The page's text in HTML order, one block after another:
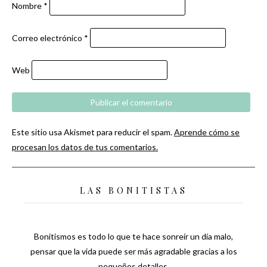
Nombre *
Correo electrónico *
Web
Este sitio usa Akismet para reducir el spam.Aprende cómo se
procesan los datos de tus comentarios.
LAS BONITISTAS
Bonitismos es todo lo que te hace sonreír un día malo,
pensar que la vida puede ser más agradable gracias a los